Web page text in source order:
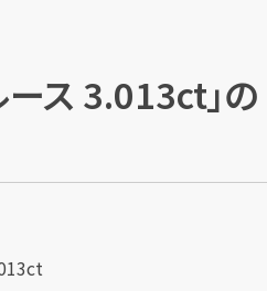
ース 3.013ct」の